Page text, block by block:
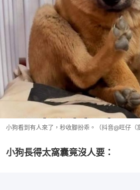
小狗看到有人來了，秒收腳扮乖。（抖音@旺仔（
小狗長得太窩囊竟沒人要：